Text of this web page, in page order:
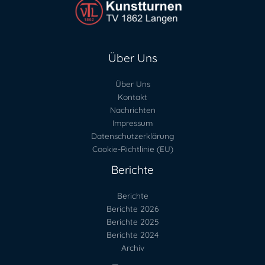
Über Uns
Über Uns
Kontakt
Nachrichten
Impressum
Datenschutzerklärung
Cookie-Richtlinie (EU)
Berichte
Berichte
Berichte 2026
Berichte 2025
Berichte 2024
Archiv